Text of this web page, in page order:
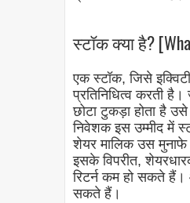
स्टॉक क्या है?
एक स्टॉक, जिसे
प्रतिनिधित्व करती
छोटा टुकड़ा होता है
निवेशक इस उम्मीद में
शेयर मालिक उस मुनाफे
इसके विपरीत,
रिटर्न कम हो सकते हैं।
सकते हैं।